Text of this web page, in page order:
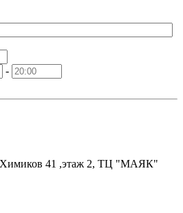
-
41 ,этаж 2, ТЦ "МАЯК"